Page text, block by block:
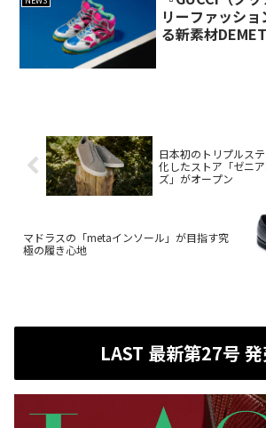
リーファッシ
る新素材
日本初のトリプルス
化したストア「ゼニ
ズ」がオープン
マドラスの「metaインソール」が目指す究
極の履き心地
LAST 最新第27号